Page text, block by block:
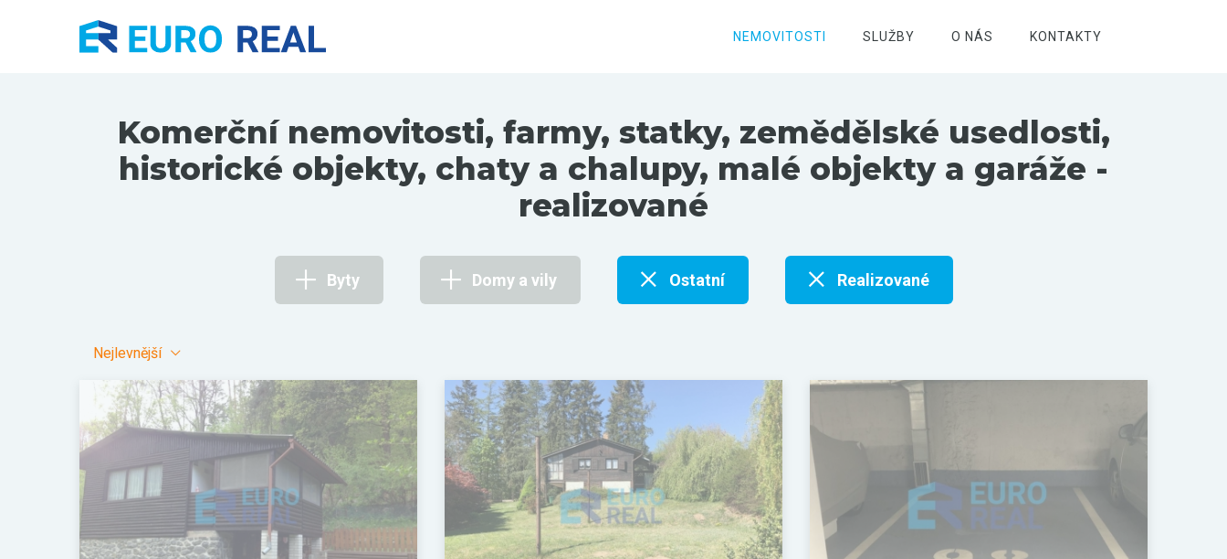
NEMOVITOSTI SLUŽBY O NÁS KONTAKTY
Komerční nemovitosti, farmy, statky, zemědělské usedlosti,
historické objekty, chaty a chalupy, malé objekty a garáže -
realizované
Byty Domy a vily Ostatní Realizované
Nejlevnější